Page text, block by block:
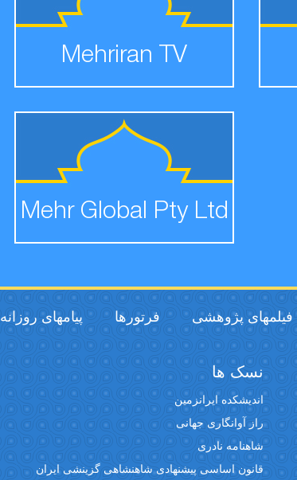
Mehriran TV
Mehr Global Pty Ltd
فیلمهای پژوهشی فرتورها پیامهای روزانه
نسک ها
اندیشکده ایرانزمین
راز آوانگاری جهانی
شاهنامه نادری
قانون اساسی پیشنهادی شاهنشاهی گزینشی ایران